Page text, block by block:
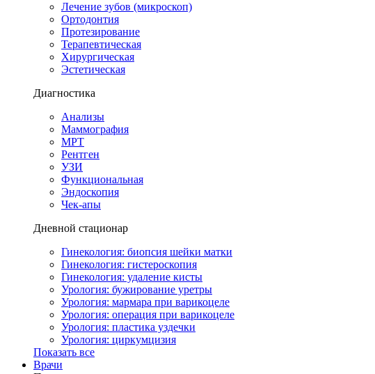
Лечение зубов (микроскоп)
Ортодонтия
Протезирование
Терапевтическая
Хирургическая
Эстетическая
Диагностика
Анализы
Маммография
МРТ
Рентген
УЗИ
Функциональная
Эндоскопия
Чек-апы
Дневной стационар
Гинекология: биопсия шейки матки
Гинекология: гистероскопия
Гинекология: удаление кисты
Урология: бужирование уретры
Урология: мармара при варикоцеле
Урология: операция при варикоцеле
Урология: пластика уздечки
Урология: циркумцизия
Показать все
Врачи